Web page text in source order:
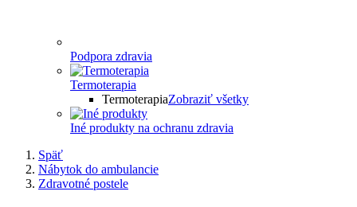
Podpora zdravia
Termoterapia
TermoterapiaZobraziť všetky
Iné produkty na ochranu zdravia
Späť
Nábytok do ambulancie
Zdravotné postele